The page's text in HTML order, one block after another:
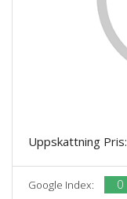
Uppskattning Pris:
Google Index: 0